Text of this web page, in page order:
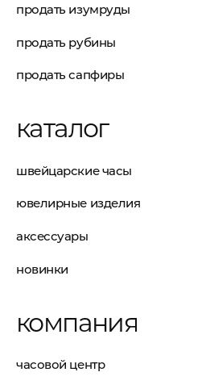
продать изумруды
продать рубины
продать сапфиры
каталог
швейцарские часы
ювелирные изделия
аксессуары
новинки
компания
часовой центр